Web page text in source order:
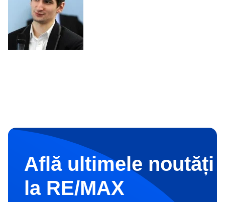
Află ultimele noutăți
la RE/MAX